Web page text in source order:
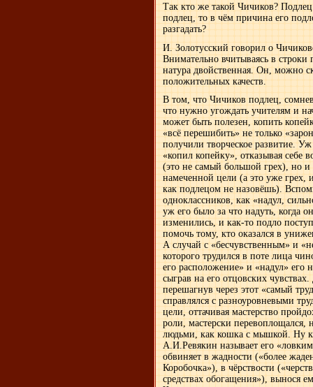
Так кто же такой Чичиков?
подлец, то в чём причина его
разгадать?
И. Золотусский говорил о
Внимательно вчитываясь в
натура двойственная. Он, можно
положительных качеств.
В том, что Чичиков подлец,
что нужно угождать учителям и
может быть полезен, копить
«всё перешибить» не только
получили творческое развитие.
«копил копейку», отказывая себе
(это не самый большой грех), но и
намеченной цели (а это уже грех,
как подлецом не назовёшь).
одноклассников, как «надул,
уж его было за что надуть, когда
изменились, и как-то подло
помочь тому, кто оказался в
А случай с «бесчувственным» и
которого трудился в поте лица
его расположение» и «надул» его
сыграв на его отцовских
перешагнув через этот «самый
справлялся с разноуровневыми
цели, оттачивая мастерство
роли, мастерски перевоплощался,
людьми, как кошка с мышкой. Ну
А.И.Ревякин называет его
обвиняет в жадности («более
Коробочка»), в чёрствости
средствах обогащения»), вынося